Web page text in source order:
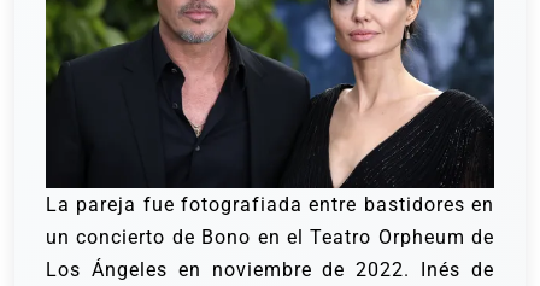
La pareja fue fotografiada entre bastidores en
un concierto de Bono en el Teatro Orpheum de
Los Ángeles en noviembre de 2022. Inés de